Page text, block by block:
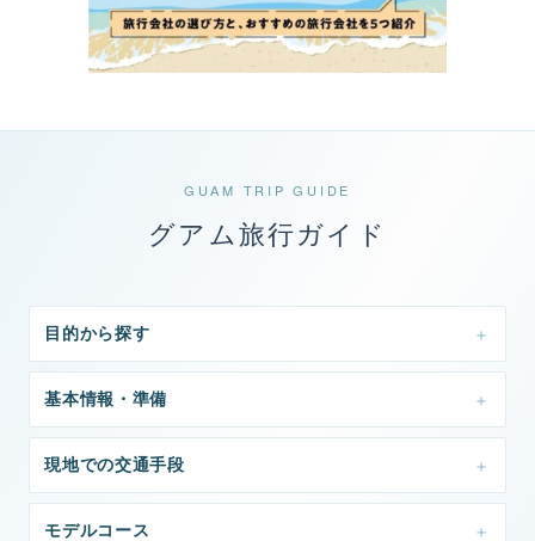
GUAM TRIP GUIDE
グアム旅行ガイド
目的から探す
基本情報・準備
現地での交通手段
モデルコース